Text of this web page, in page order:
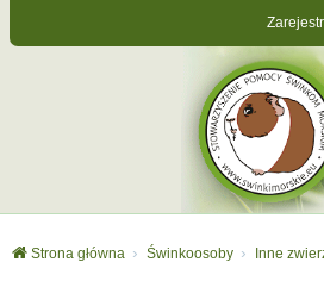
Strona główna Świnkoosoby Inne